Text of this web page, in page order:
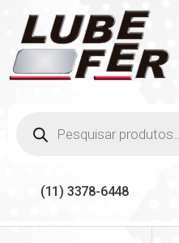
(11) 3378-6448